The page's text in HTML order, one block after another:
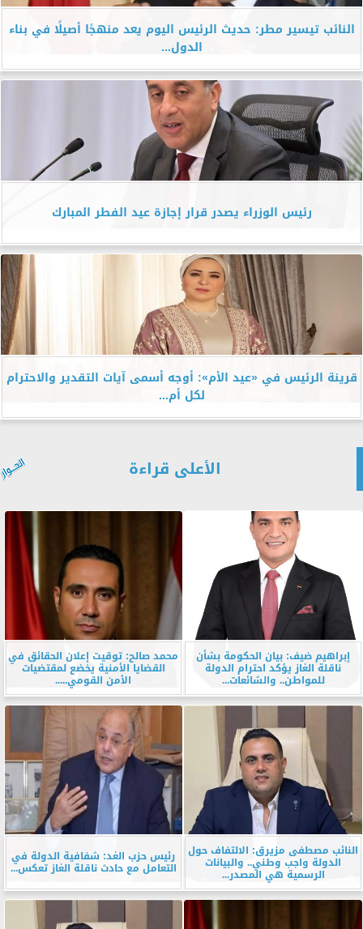
النائب تيسير مطر: حديث الرئيس اليوم يعد منهجًا أصيلًا في بناء
الدول...
رئيس الوزراء يصدر قرار إجازة عيد الفطر المبارك
قرينة الرئيس في «عيد الأم»: أوجه أسمى آيات التقدير والاحترام
لكل أم...
الأعلى قراءة
إبراهيم ضيف: بيان الحكومة بشأن
ناقلة الغاز يؤكد احترام الدولة
للمواطن.. والشائعات...
محمد صالح: توقيت إعلان الحقائق في
القضايا الأمنية يخضع لمقتضيات
الأمن القومي.....
النائب مصطفى مزيرق: الالتفاف حول
الدولة واجب وطني.. والبيانات
الرسمية هي المصدر...
رئيس حزب الغد: شفافية الدولة في
التعامل مع حادث ناقلة الغاز تعكس...